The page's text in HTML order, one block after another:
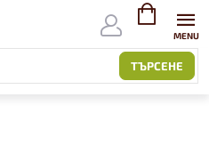
ТЪРСЕНЕ
ВИЖ